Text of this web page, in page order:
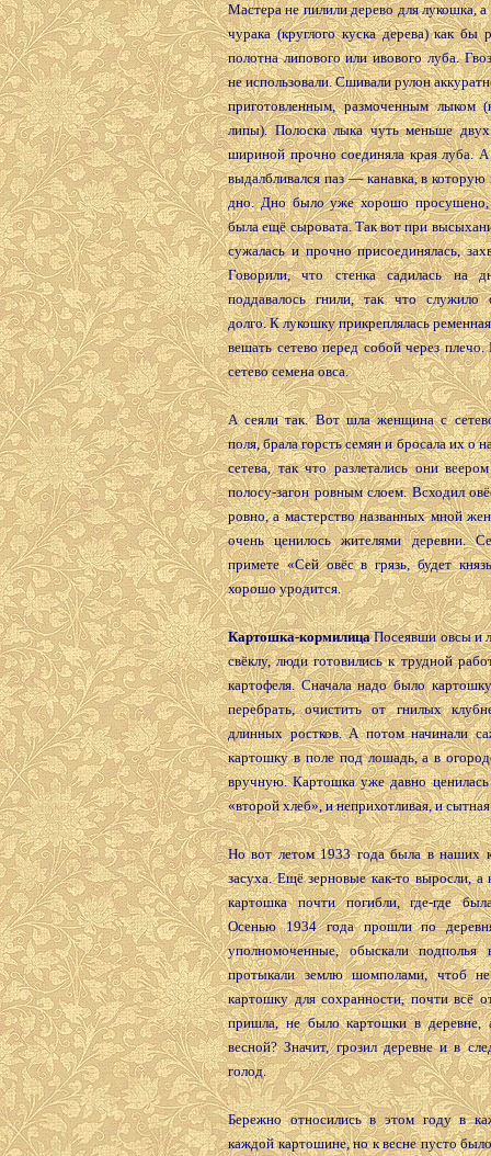
Мастера не пилили дерево для лукошка,
чурака (круглого куска дерева) как бы
полотна липового или ивового луба.
не использовали. Сшивали рулон
приготовленным, размоченным лыком
липы). Полоска лыка чуть меньше двух
шириной прочно соединяла края луба. А
выдалбливался паз — канавка, в которую
дно. Дно было уже хорошо просушено,
была ещё сыровата. Так вот при
сужалась и прочно присоединялась,
Говорили, что стенка садилась на
поддавалось гнили, так что служило
долго. К лукошку прикреплялась
вешать сетево перед собой через
сетево семена овса.
А сеяли так. Вот шла женщина с
поля, брала горсть семян и бросала их о
сетева, так что разлетались они
полосу-загон ровным слоем. Всходил
ровно, а мастерство названных мной
очень ценилось жителями деревни.
примете «Сей овёс в грязь, будет
хорошо уродится.
Картошка-кормилицаПосеявши овсы и
свёклу, люди готовились к трудной
картофеля. Сначала надо было
перебрать, очистить от гнилых
длинных ростков. А потом начинали
картошку в поле под лошадь, а в
вручную. Картошка уже давно
«второй хлеб», и неприхотливая, и
Но вот летом 1933 года была в наших
засуха. Ещё зерновые как-то выросли, а
картошка почти погибли, где-где
Осенью 1934 года прошли по
уполномоченные, обыскали подполья
протыкали землю шомполами, чтоб не
картошку для сохранности, почти всё
пришла, не было картошки в деревне,
весной? Значит, грозил деревне и в
голод.
Бережно относились в этом году в
каждой картошине, но к весне пусто